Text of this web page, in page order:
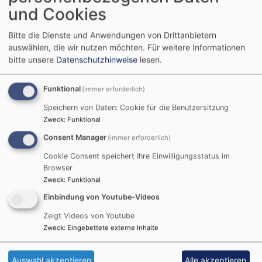
1590: 1.Ev. Pfarrer: Johannes Molerus
1787: Vergrößerung des Kirchenschiffs um
3,60 m
Erhöhung der Außenmauern um 90 cm
Fenster vergrößert: böhmisches Flachglas
Sandsteinplatten am Boden
Neue Kanzel (Mitte über dem Altar)
Neuer Dachstuhl ( Ummerstadt in Thüringen
1806: Grafen von Ortenburg werden
Patronatsherren - Ende Regentschaft
Fürsterzbischofs von Würzburg über den
Kirchenbau von Gemünda.
1836: Rep. Turm und Knopf
1901: Rep. Kanzel kam an ihren heutigen Platz
Strebel-Orgel 4000 Mark: eine Pneumatische
Orgel, die wegen ihrer romantischen Stimmung,
hier in der Gegend ihresgleichen sucht.
und Cookies
Bitte die Dienste und Anwendungen von Drittanbietern
auswählen, die wir nutzen möchten. Für weitere Informationen
bitte unsere Datenschutzhinweise lesen.
Funktional (immer erforderlich)
Speichern von Daten: Cookie für die Benutzersitzung
Zweck: Funktional
Consent Manager (immer erforderlich)
Cookie Consent speichert Ihre Einwilligungsstatus im
Browser
Zweck: Funktional
Einbindung von Youtube-Videos
Zeigt Videos von Youtube
Zweck: Eingebettete externe Inhalte